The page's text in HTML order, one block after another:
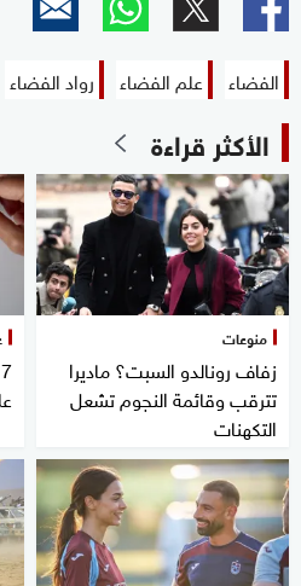
الفضاء علم الفضاء رواد الفضاء
الأكثر قراءة
منوعات
زفاف رونالدو السبت؟ ماديرا
تترقب وقائمة النجوم تشعل
التكهنات